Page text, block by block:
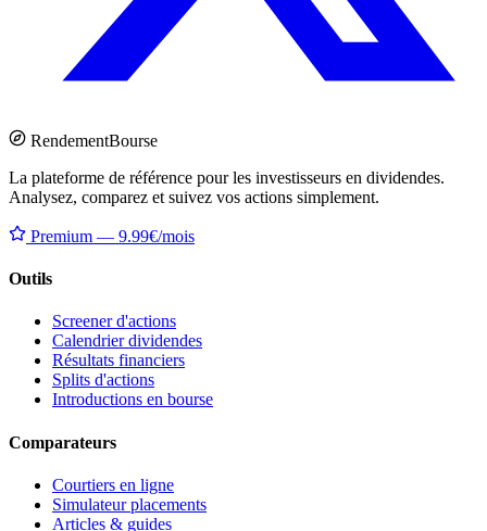
RendementBourse
La plateforme de référence pour les investisseurs en dividendes.
Analysez, comparez et suivez vos actions simplement.
Premium — 9.99€/mois
Outils
Screener d'actions
Calendrier dividendes
Résultats financiers
Splits d'actions
Introductions en bourse
Comparateurs
Courtiers en ligne
Simulateur placements
Articles & guides